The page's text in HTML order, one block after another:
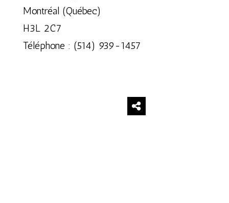
Montréal (Québec)
H3L 2C7
Téléphone : (514) 939-1457